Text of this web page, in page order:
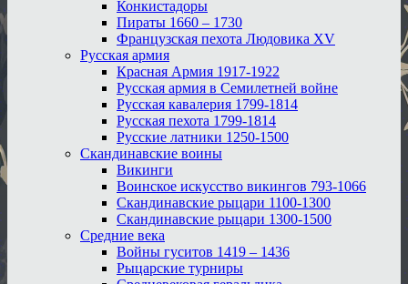
Конкистадоры
Пираты 1660 – 1730
Французская пехота Людовика XV
Русская армия
Красная Армия 1917-1922
Русская армия в Семилетней войне
Русская кавалерия 1799-1814
Русская пехота 1799-1814
Русские латники 1250-1500
Скандинавские воины
Викинги
Воинское искусство викингов 793-1066
Скандинавские рыцари 1100-1300
Скандинавские рыцари 1300-1500
Средние века
Войны гуситов 1419 – 1436
Рыцарские турниры